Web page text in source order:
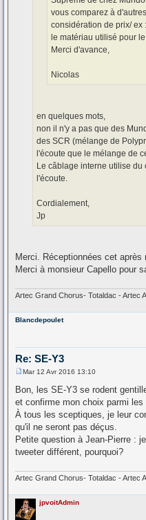
vous comparez à
considération de prix/ ex
le matériau utilisé pour
Merci d'avance,
Nicolas
en quelques mots,
non il n'y a pas que des
des SCR (mélange de
l'écoute que le mélange de
Le câblage interne utilise
l'écoute.
Cordialement,
Jp
Merci. Réceptionnées cet
Merci à monsieur Capello pour
Artec Grand Chorus- Totaldac - Artec
Blancdepoulet
Re: SE-Y3
e
s
s
a
g
e
Mar 12 Avr 2016 13:10
Bon, les SE-Y3 se rodent
et confirme mon choix parmi
À tous les sceptiques, je leur
qu'il ne seront pas déçus.
Petite question à Jean-Pierre :
tweeter différent, pourquoi?
Artec Grand Chorus- Totaldac - Artec
jpvoitAdmin